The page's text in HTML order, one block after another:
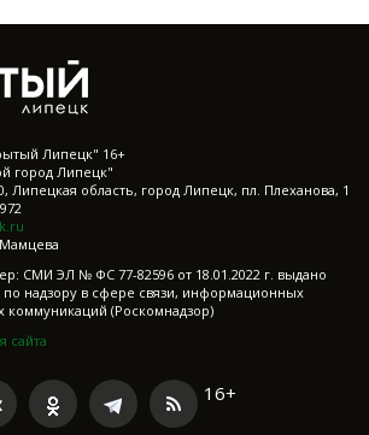
Липецк" 16+
город Липецк"
Липецкая область, город Липецк, пл. Плеханова, 1
СМИ ЭЛ № ФС 77-82596 от 18.01.2022 г. выдано
надзору в сфере связи, информационных
коммуникаций (Роскомнадзор)
сайта
16+